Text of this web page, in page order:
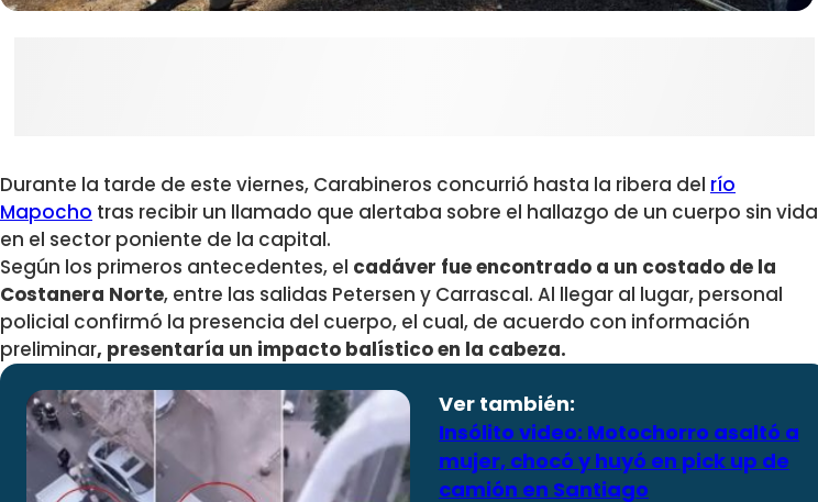
Durante la tarde de este viernes, Carabineros concurrió hasta la ribera del río
Mapocho tras recibir un llamado que alertaba sobre el hallazgo de un cuerpo sin vida
en el sector poniente de la capital.
Según los primeros antecedentes, el cadáver fue encontrado a un costado de la
Costanera Norte, entre las salidas Petersen y Carrascal. Al llegar al lugar, personal
policial confirmó la presencia del cuerpo, el cual, de acuerdo con información
preliminar, presentaría un impacto balístico en la cabeza.
Ver también:
Insólito video: Motochorro asaltó a
mujer, chocó y huyó en pick up de
camión en Santiago